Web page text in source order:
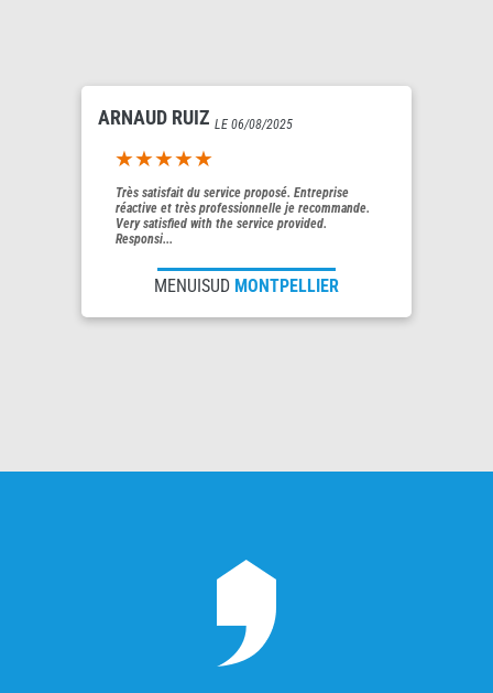
ARNAUD RUIZ LE 06/08/2025
5out of 5
Très satisfait du service proposé. Entreprise
réactive et très professionnelle je recommande.
Very satisfied with the service provided.
Responsi...
MENUISUD MONTPELLIER